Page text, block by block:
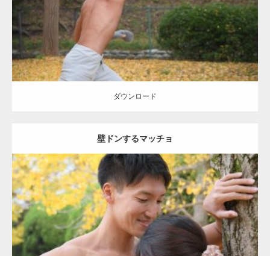
ダウンロード
ダウンロード
壁ドンするマッチョ
Update: 2021.07.8
Category:公園のマッチョ その他 AKIHITO(細マッチョ) 大胸筋 肩 腹
筋